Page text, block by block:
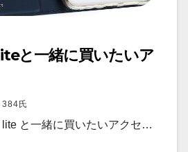
と一緒に買いたいア
384氏
と一緒に買いたいアクセ…